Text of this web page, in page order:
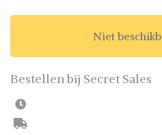
Niet
Bestellen bij Secret Sales